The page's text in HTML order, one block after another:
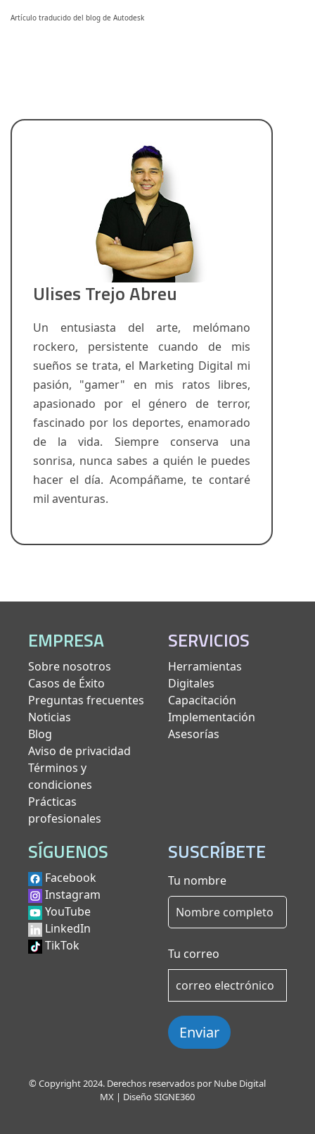
Artículo traducido del blog de Autodesk
Ulises Trejo Abreu
Un entusiasta del arte, melómano
rockero, persistente cuando de mis
sueños se trata, el Marketing Digital mi
pasión, "gamer" en mis ratos libres,
apasionado por el género de terror,
fascinado por los deportes, enamorado
de la vida. Siempre conserva una
sonrisa, nunca sabes a quién le puedes
hacer el día. Acompáñame, te contaré
mil aventuras.
EMPRESA
Sobre nosotros
Casos de Éxito
Preguntas frecuentes
Noticias
Blog
Aviso de privacidad
Términos y
condiciones
Prácticas
profesionales
SERVICIOS
Herramientas
Digitales
Capacitación
Implementación
Asesorías
SÍGUENOS
Facebook
Instagram
YouTube
LinkedIn
TikTok
SUSCRÍBETE
Tu nombre
Tu correo
Enviar
© Copyright 2024. Derechos reservados por Nube Digital
MX | Diseño SIGNE360